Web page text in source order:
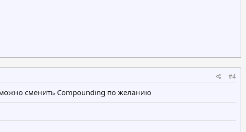
#4
сменить Compounding по желанию